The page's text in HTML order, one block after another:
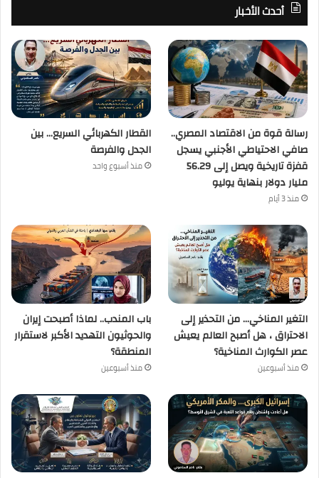
أحدث الأخبار
رسالة قوة من الاقتصاد المصري..
صافي الاحتياطي الأجنبي يسجل
قفزة تاريخية ويصل إلى 56.29
مليار دولار بنهاية يوليو
منذ 3 أيام
القطار الكهربائي السريع… بين
الجدل والفرصة
منذ أسبوع واحد
التغير المناخي… من التحذير إلى
الاحتراق ، هل أصبح العالم يعيش
عصر الكوارث المناخية؟
منذ أسبوعين
باب المندب.. لماذا أصبحت إيران
والحوثيون التهديد الأكبر لاستقرار
المنطقة؟
منذ أسبوعين